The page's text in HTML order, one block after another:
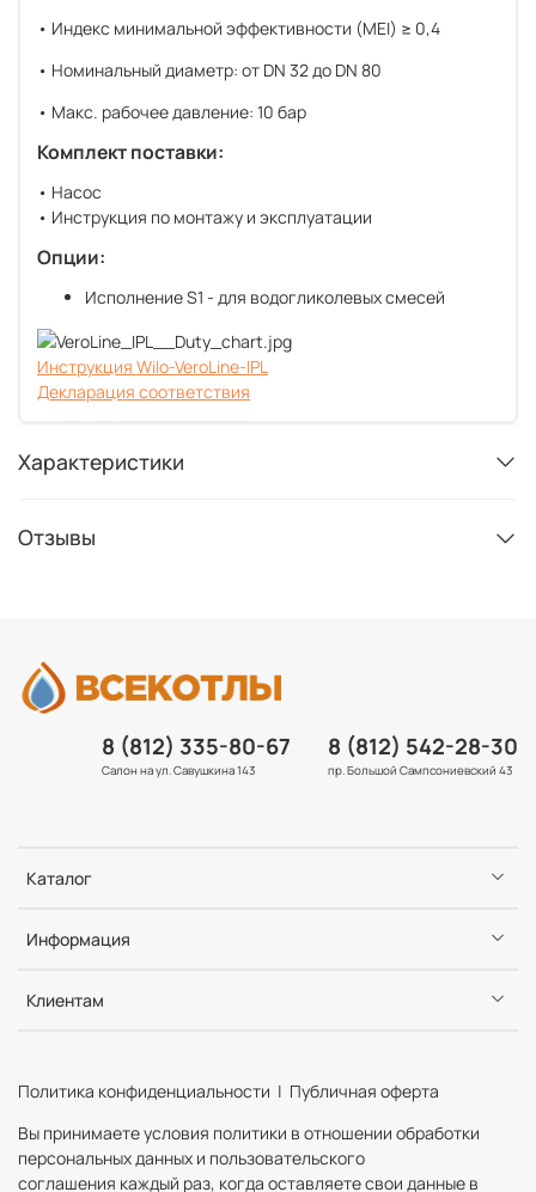
• Индекс минимальной эффективности (MEI) ≥ 0,4
• Номинальный диаметр: от DN 32 до DN 80
• Макс. рабочее давление: 10 бар
Комплект поставки:
• Насос
• Инструкция по монтажу и эксплуатации
Опции:
Исполнение S1 - для водогликолевых смесей
Инструкция Wilo-VeroLine-IPL
Декларация соответствия
Характеристики
Отзывы
Каталог
Информация
Клиентам
8 (812) 335-80-67
Салон на ул. Савушкина 143
8 (812) 542-28-30
пр. Большой Сампсониевский 43
Политика конфиденциальности | Публичная оферта
Вы принимаете условия политики в отношении обработки
персональных данных и пользовательского
соглашения каждый раз, когда оставляете свои данные в